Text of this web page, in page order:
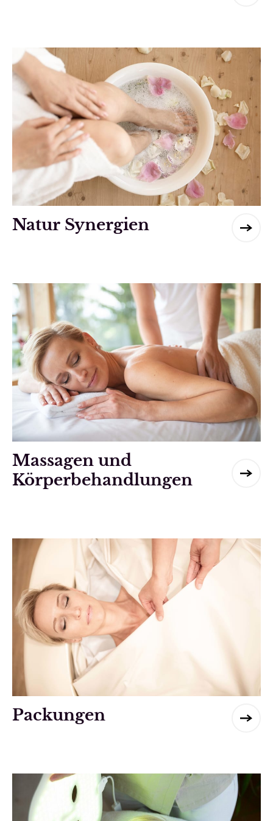
Natur Synergien
Massagen und
Körperbehandlungen
Packungen